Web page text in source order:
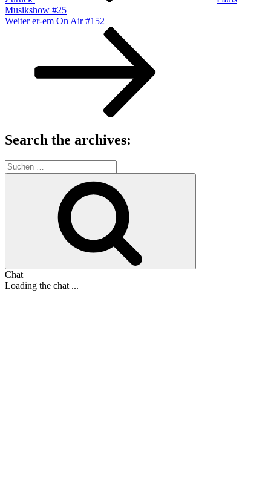
Musikshow #25
Nächster
Weiter er-em On Air #152
Search the archives:
Suche
nach:
Chat
Loading the chat ...